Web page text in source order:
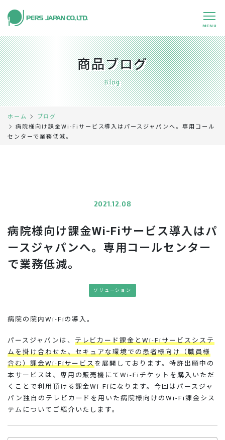
MENU
私たちの特長 About Us
事業内容 Business
事例紹介 Case
企業情報 Company
0120-891-224
お問い合わせ
商品ブログ
Blog
ホーム
ブログ
病院様向け課金Wi-Fiサービス導入はパースジャパンへ。専用コール
センターで業務低減。
2021.12.08
病院様向け課金Wi-Fiサービス導入はパ
ースジャパンへ。専用コールセンター
で業務低減。
ソリューション
病院の院内Wi-Fiの導入。
パースジャパンは、 テレビカード課金とWi-Fiサービスシステ
ムを掛け合わせた、セキュアな環境での患者様向け（職員様
含む）課金Wi-Fiサービスを展開しております。特許出願中の
本サービスは、専用の販売機にてWi-Fiチケットを購入いただ
くことで利用頂ける課金Wi-Fiになります。今回はパースジャ
パン独自のテレビカードを用いた病院様向けのWi-Fi課金シス
テムについてご紹介いたします。